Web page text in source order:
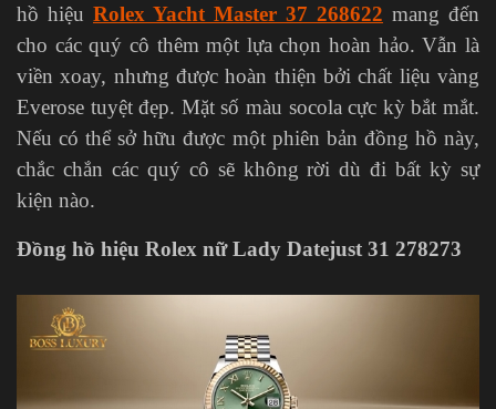
hồ hiệu Rolex Yacht Master 37 268622 mang đến
cho các quý cô thêm một lựa chọn hoàn hảo. Vẫn là
viền xoay, nhưng được hoàn thiện bởi chất liệu vàng
Everose tuyệt đẹp. Mặt số màu socola cực kỳ bắt mắt.
Nếu có thể sở hữu được một phiên bản đồng hồ này,
chắc chắn các quý cô sẽ không rời dù đi bất kỳ sự
kiện nào.
Đồng hồ hiệu Rolex nữ Lady Datejust 31 278273